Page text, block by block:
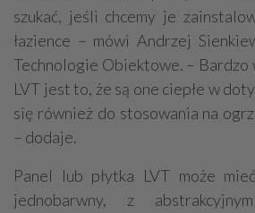
szukać, jeśli chcemy je
łazience – mówi Andrzej
Technologie Obiektowe. – Bardzo
LVT jest to, że są one ciepłe w
się również do stosowania na
– dodaje.
Panel lub płytka LVT może
jednobarwny, z